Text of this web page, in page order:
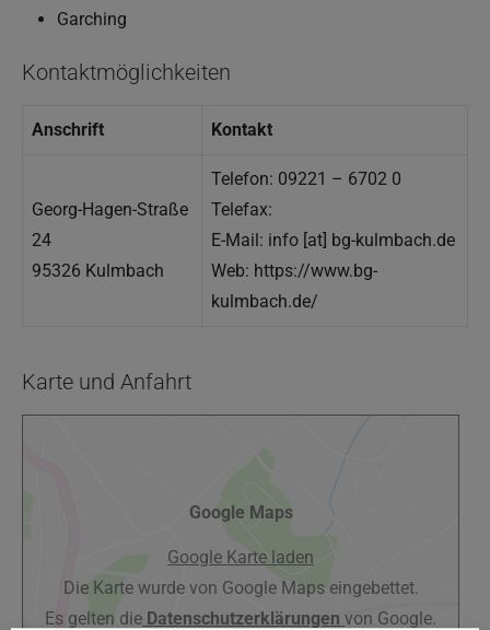
Garching
Kontaktmöglichkeiten
Anschrift Kontakt
Georg-Hagen-Straße
24
95326 Kulmbach
Telefon: 09221 – 6702 0
Telefax:
E-Mail: info [at] bg-kulmbach.de
Web: https://www.bg-
kulmbach.de/
Karte und Anfahrt
Google Maps
Google Karte laden
Die Karte wurde von Google Maps eingebettet.
Es gelten die Datenschutzerklärungen von Google.